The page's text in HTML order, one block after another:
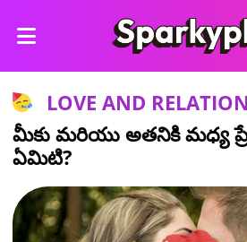
LOVE AND
మీకు మరియు అతనికి మధ్య
ఏమిటి?